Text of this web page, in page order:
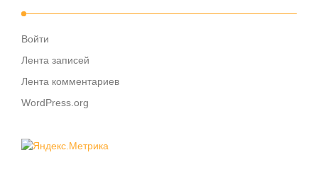
Войти
Лента записей
Лента комментариев
WordPress.org